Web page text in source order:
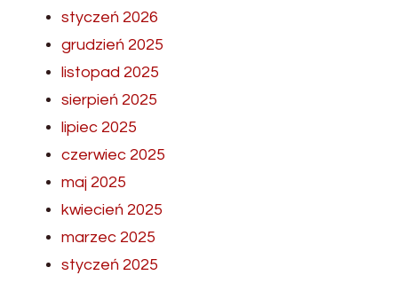
styczeń 2026
grudzień 2025
listopad 2025
sierpień 2025
lipiec 2025
czerwiec 2025
maj 2025
kwiecień 2025
marzec 2025
styczeń 2025